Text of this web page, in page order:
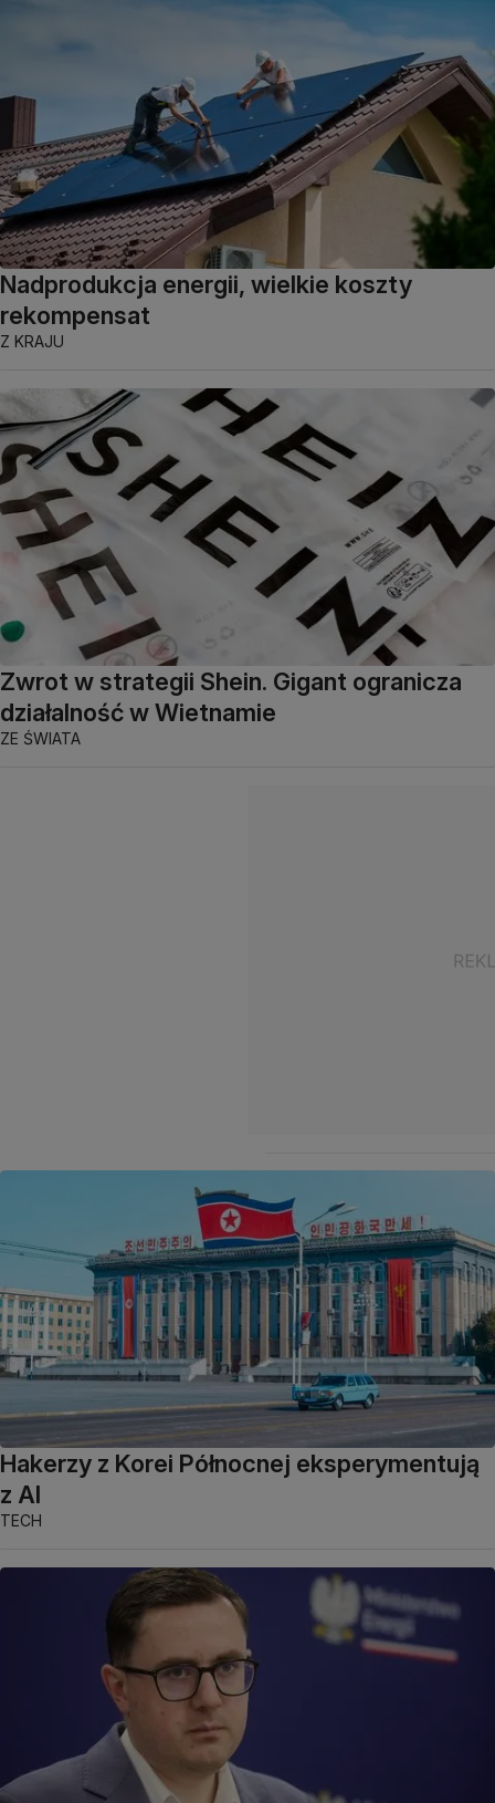
Nadprodukcja energii, wielkie koszty
rekompensat
Z KRAJU
Zwrot w strategii Shein. Gigant ogranicza
działalność w Wietnamie
ZE ŚWIATA
Hakerzy z Korei Północnej eksperymentują
z AI
TECH